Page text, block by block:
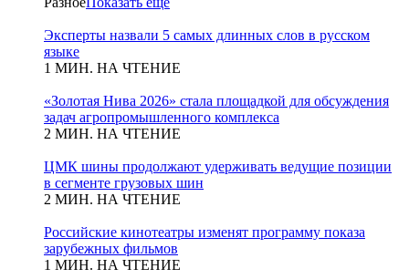
Эксперты назвали 5 самых длинных слов в русском
языке
1 МИН. НА ЧТЕНИЕ
«Золотая Нива 2026» стала площадкой для обсуждения
задач агропромышленного комплекса
2 МИН. НА ЧТЕНИЕ
ЦМК шины продолжают удерживать ведущие позиции
в сегменте грузовых шин
2 МИН. НА ЧТЕНИЕ
Российские кинотеатры изменят программу показа
зарубежных фильмов
1 МИН. НА ЧТЕНИЕ